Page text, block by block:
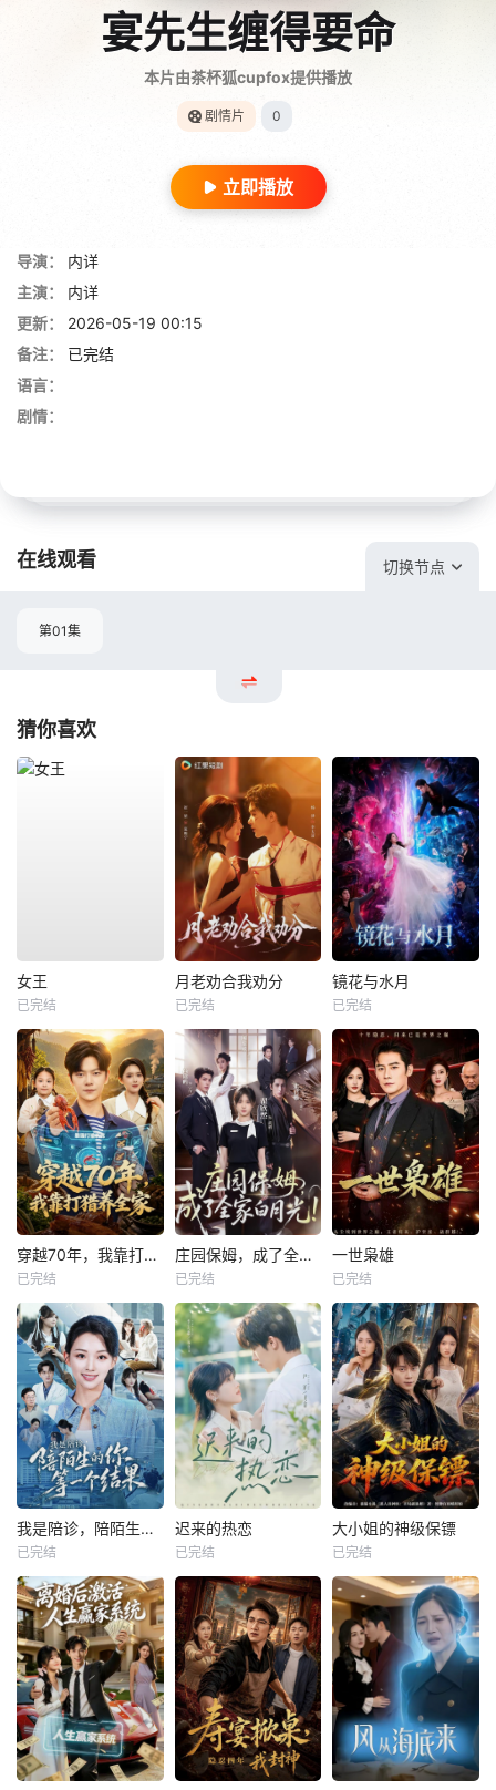
宴先生缠得要命
本片由茶杯狐cupfox提供播放
剧情片 0
立即播放
导演：
内详
主演：
内详
更新：
2026-05-19 00:15
备注：
已完结
语言：
剧情：
在线观看 切换节点
第01集
猜你喜欢
女王
已完结
月老劝合我劝分
已完结
镜花与水月
已完结
穿越70年，我靠打猎养全家
已完结
庄园保姆，成了全家白月光
已完结
一世枭雄
已完结
我是陪诊，陪陌生的你等一个结果
已完结
迟来的热恋
已完结
大小姐的神级保镖
已完结